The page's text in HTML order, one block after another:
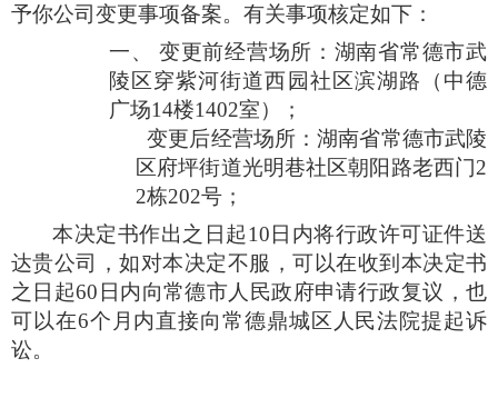
予你公司变更事项备案。有关事项核定如下：
一、
变更前经营场所：湖南省常德市武
陵区穿紫河街道西园社区滨湖路（中德
广场14楼1402室）；
变更后经营场所：湖南省常德市武陵
区府坪街道光明巷社区朝阳路老西门2
2栋202号；
本决定书作出之日起10日内将行政许可证件送
达贵公司，如对本决定不服，可以在收到本决定书
之日起60日内向常德市人民政府申请行政复议，也
可以在6个月内直接向常德鼎城区人民法院提起诉
讼。